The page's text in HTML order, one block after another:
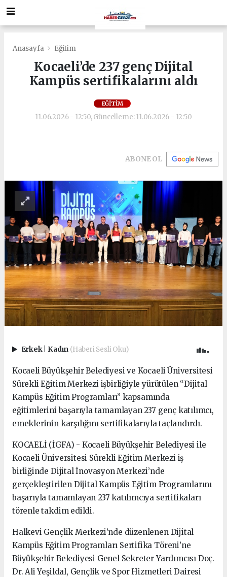
Anasayfa Eğitim
Kocaeli’de 237 genç Dijital
Kampüs sertifikalarını aldı
EĞITIM
11.06.2026 - 12:50, Güncelleme: 11.06.2026 - 12:50
ABONE OL
Erkek Kadın (Haberi Sesli Oku)
Kocaeli Büyükşehir Belediyesi ve Kocaeli Üniversitesi
Sürekli Eğitim Merkezi işbirliğiyle yürütülen “Dijital
Kampüs Eğitim Programları” kapsamında
eğitimlerini başarıyla tamamlayan 237 genç katılımcı,
emeklerinin karşılığını sertifikalarıyla taçlandırdı.
KOCAELİ (İGFA) - Kocaeli Büyükşehir Belediyesi ile
Kocaeli Üniversitesi Sürekli Eğitim Merkezi iş
birliğinde Dijital İnovasyon Merkezi’nde
gerçekleştirilen Dijital Kampüs Eğitim Programlarını
başarıyla tamamlayan 237 katılımcıya sertifikaları
törenle takdim edildi.
Halkevi Gençlik Merkezi’nde düzenlenen Dijital
Kampüs Eğitim Programları Sertifika Töreni’ne
Büyükşehir Belediyesi Genel Sekreter Yardımcısı Doç.
Dr. Ali Yeşildal, Gençlik ve Spor Hizmetleri Dairesi